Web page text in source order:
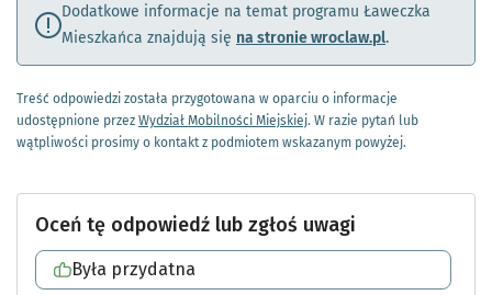
Dodatkowe informacje na temat programu Ławeczka
Mieszkańca znajdują się na stronie wroclaw.pl.
Treść odpowiedzi została przygotowana w oparciu o informacje
udostępnione przez Wydział Mobilności Miejskiej. W razie pytań lub
wątpliwości prosimy o kontakt z podmiotem wskazanym powyżej.